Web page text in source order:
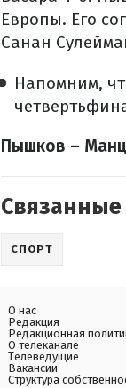
Европы. Его
Санан
Напомним,
Пышков –
СПОРТ
О нас
Редакция
Редакционная
О телеканале
Телеведущие
Вакансии
Структура